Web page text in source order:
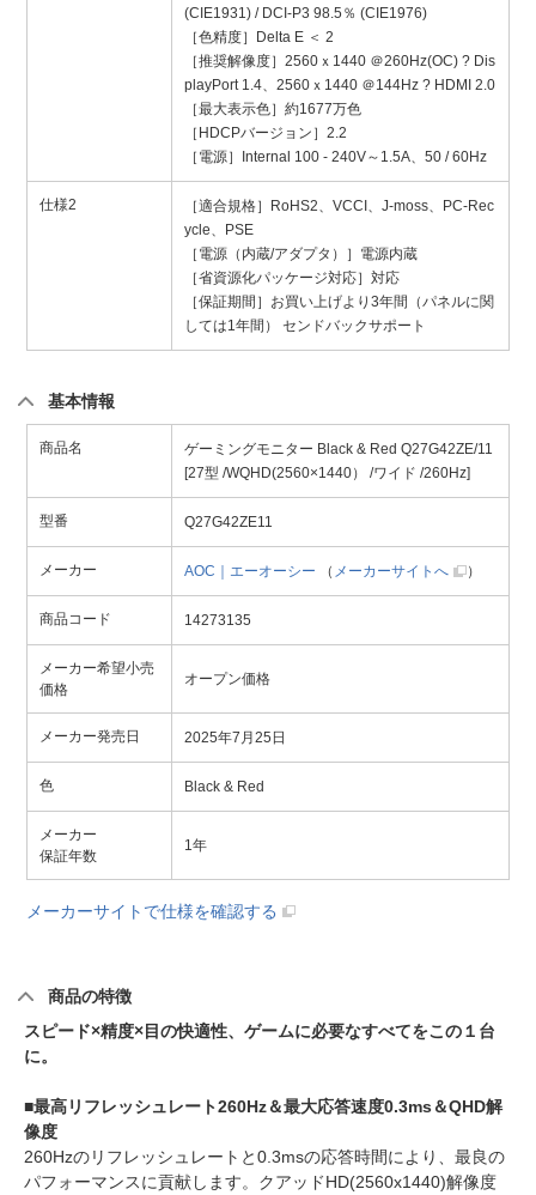
(CIE1931) / DCI-P3 98.5％ (CIE1976)
［色精度］Delta E ＜ 2
［推奨解像度］2560ｘ1440 ＠260Hz(OC) ? Dis
playPort 1.4、2560ｘ1440 ＠144Hz ? HDMI 2.0
［最大表示色］約1677万色
［HDCPバージョン］2.2
［電源］Internal 100 - 240V～1.5A、50 / 60Hz
仕様2
［適合規格］RoHS2、VCCI、J-moss、PC-Rec
ycle、PSE
［電源（内蔵/アダプタ）］電源内蔵
［省資源化パッケージ対応］対応
［保証期間］お買い上げより3年間（パネルに関
しては1年間） センドバックサポート
基本情報
商品名
ゲーミングモニター Black & Red Q27G42ZE/11
[27型 /WQHD(2560×1440） /ワイド /260Hz]
型番 Q27G42ZE11
メーカー AOC｜エーオーシー （ メーカーサイトへ ）
商品コード 14273135
メーカー希望小売
価格
オープン価格
メーカー発売日 2025年7月25日
色 Black & Red
メーカー
保証年数
1年
メーカーサイトで仕様を確認する
商品の特徴
スピード×精度×目の快適性、ゲームに必要なすべてをこの１台
に。
■最高リフレッシュレート260Hz＆最大応答速度0.3ms＆QHD解
像度
260Hzのリフレッシュレートと0.3msの応答時間により、最良の
パフォーマンスに貢献します。クアッドHD(2560x1440)解像度